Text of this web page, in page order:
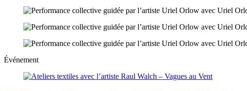
Événement